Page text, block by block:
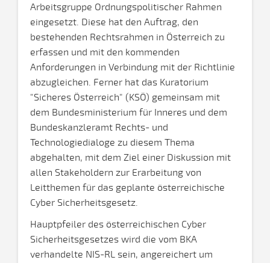
Arbeitsgruppe Ordnungspolitischer Rahmen
eingesetzt. Diese hat den Auftrag, den
bestehenden Rechtsrahmen in Österreich zu
erfassen und mit den kommenden
Anforderungen in Verbindung mit der Richtlinie
abzugleichen. Ferner hat das Kuratorium
"Sicheres Österreich" (KSÖ) gemeinsam mit
dem Bundesministerium für Inneres und dem
Bundeskanzleramt Rechts- und
Technologiedialoge zu diesem Thema
abgehalten, mit dem Ziel einer Diskussion mit
allen Stakeholdern zur Erarbeitung von
Leitthemen für das geplante österreichische
Cyber Sicherheitsgesetz.
Hauptpfeiler des österreichischen Cyber
Sicherheitsgesetzes wird die vom BKA
verhandelte NIS-RL sein, angereichert um